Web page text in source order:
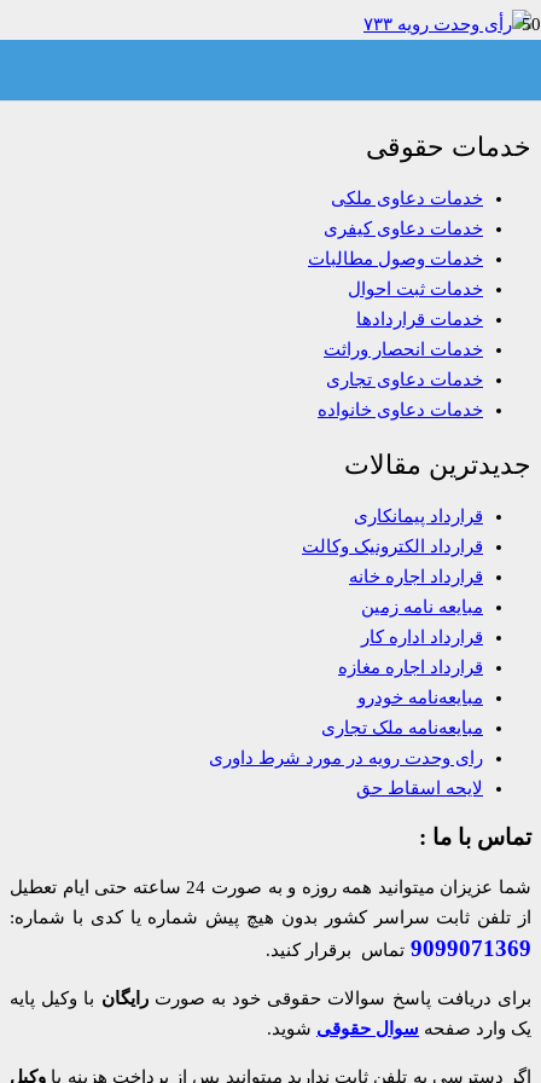
خدمات حقوقی
خدمات دعاوی ملکی
خدمات دعاوی کیفری
خدمات وصول مطالبات
خدمات ثبت احوال
خدمات قراردادها
خدمات انحصار وراثت
خدمات دعاوی تجاری
خدمات دعاوی خانواده
جدیدترین مقالات
قرارداد پیمانکاری
قرارداد الکترونیک وکالت
قرارداد اجاره خانه
مبایعه نامه زمین
قرارداد اداره کار
قرارداد اجاره مغازه
مبایعه‌نامه خودرو
مبایعه‌نامه ملک تجاری
رای وحدت رویه در مورد شرط داوری
لایحه اسقاط حق
تماس با ما :
شما عزیزان میتوانید همه روزه و به صورت 24 ساعته حتی ایام تعطیل
از تلفن ثابت سراسر کشور بدون هیچ پیش شماره یا کدی با شماره:
9099071369 تماس برقرار کنید.
برای دریافت پاسخ سوالات حقوقی خود به صورت رایگان با وکیل پایه
یک وارد صفحه سوال حقوقی شوید.
اگر دسترسی به تلفن ثابت ندارید میتوانید پس از پرداخت هزینه با وکیل